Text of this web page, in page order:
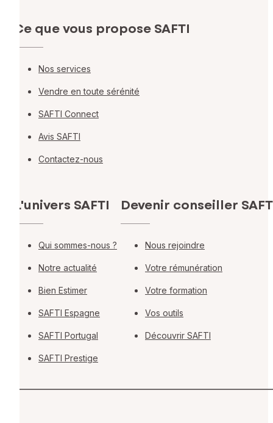
Ce que vous propose SAFTI
Nos services
Vendre en toute sérénité
SAFTI Connect
Avis SAFTI
Contactez-nous
L'univers SAFTI
Qui sommes-nous ?
Notre actualité
Bien Estimer
SAFTI Espagne
SAFTI Portugal
SAFTI Prestige
Devenir conseiller
Nous rejoindre
Votre rémunération
Votre formation
Vos outils
Découvrir SAFTI